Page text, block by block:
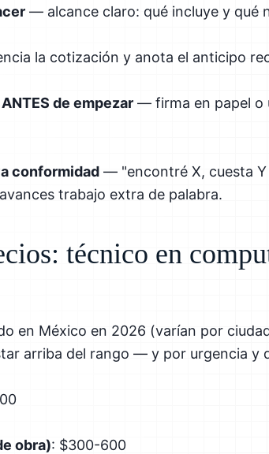
— alcance claro: qué incluye y qué
la cotización y anota el anticipo
de empezar — firma en papel o
conformidad — "encontré X, cuesta Y
trabajo extra de palabra.
técnico en
en México en 2026 (varían por
arriba del rango — y por urgencia y
obra): $300-600